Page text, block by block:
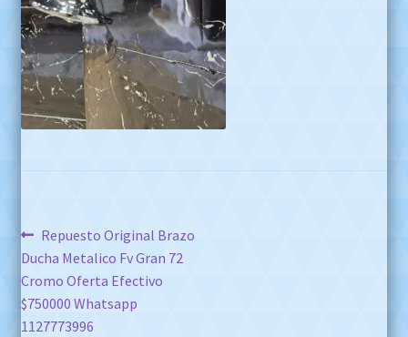
Navegación
de
entradas
Anterior:
Repuesto Original Brazo
Ducha Metalico Fv Gran 72
Cromo Oferta Efectivo
$750000 Whatsapp
1127773996